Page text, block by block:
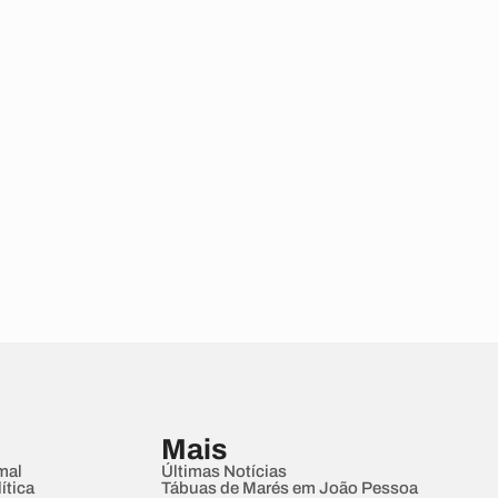
Mais
Últimas Notícias
Tábuas de Marés em João Pessoa